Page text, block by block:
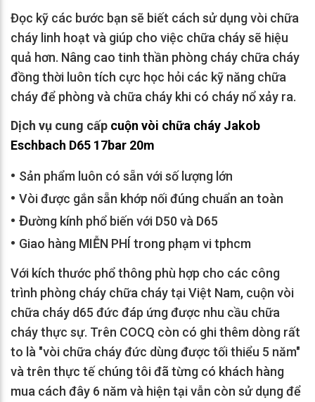
Đọc kỹ các bước bạn sẽ biết cách sử dụng vòi chữa
cháy linh hoạt và giúp cho việc chữa cháy sẽ hiệu
quả hơn. Nâng cao tinh thần phòng cháy chữa cháy
đồng thời luôn tích cực học hỏi các kỹ năng chữa
cháy để phòng và chữa cháy khi có cháy nổ xảy ra.
Dịch vụ cung cấp cuộn vòi chữa cháy Jakob
Eschbach D65 17bar 20m
• Sản phẩm luôn có sẵn với số lượng lớn
• Vòi được gắn sẵn khớp nối đúng chuẩn an toàn
• Đường kính phổ biến với D50 và D65
• Giao hàng MIỄN PHÍ trong phạm vi tphcm
Với kích thước phổ thông phù hợp cho các công
trình phòng cháy chữa cháy tại Việt Nam, cuộn vòi
chữa cháy d65 đức đáp ứng được nhu cầu chữa
cháy thực sự. Trên COCQ còn có ghi thêm dòng rất
to là "vòi chữa cháy đức dùng được tối thiểu 5 năm"
và trên thực tế chúng tôi đã từng có khách hàng
mua cách đây 6 năm và hiện tại vẫn còn sử dụng để